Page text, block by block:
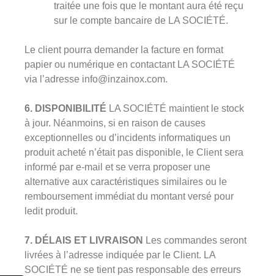
traitée une fois que le montant aura été reçu
sur le compte bancaire de LA SOCIÉTÉ.
Le client pourra demander la facture en format
papier ou numérique en contactant LA SOCIÉTÉ
via l’adresse info@inzainox.com.
6. DISPONIBILITÉ LA SOCIÉTÉ maintient le stock
à jour. Néanmoins, si en raison de causes
exceptionnelles ou d’incidents informatiques un
produit acheté n’était pas disponible, le Client sera
informé par e-mail et se verra proposer une
alternative aux caractéristiques similaires ou le
remboursement immédiat du montant versé pour
ledit produit.
7. DÉLAIS ET LIVRAISON Les commandes seront
livrées à l’adresse indiquée par le Client. LA
SOCIÉTÉ ne se tient pas responsable des erreurs